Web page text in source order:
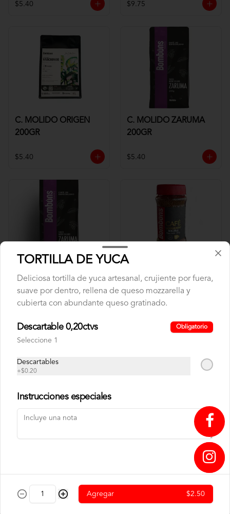
↥
$5.40 $9.75
C. MOLIDO ORIGEN
200GR
$5.40
C. MOLIDO ZARUMA
200GR
$5.40
C. MOLIDO ZARUMA
CAFE SOLUBLE 80GR
1000GR C.B
CAFE TUESTE CASA
400GR C.B
Panadería
TORTILLA DE YUCA
Deliciosa tortilla de yuca artesanal, crujiente por fuera,
suave por dentro, rellena de queso mozzarella y
cubierta con abundante queso gratinado.
Descartable 0,20ctvs Obligatorio
Seleccione 1
Descartables
+$0.20
Instrucciones especiales
Agregar $2.50